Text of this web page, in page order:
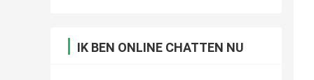
IK BEN ONLINE CHATTEN NU